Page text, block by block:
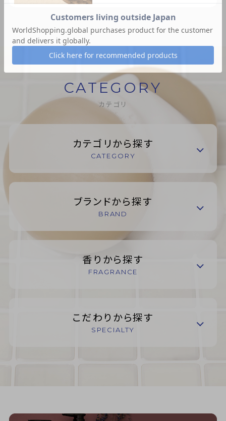
CATEGORY
カテゴリ
カテゴリから探す
CATEGORY
ブランドから探す
BRAND
香りから探す
FRAGRANCE
こだわりから探す
SPECIALTY